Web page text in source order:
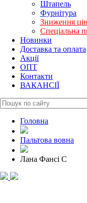
Штапель
Фурнітура
Зниження
Спеціальна
Новинки
Доставка та оплата
Акції
ОПТ
Контакти
ВАКАНСІЇ
Головна
Пальтова вовна
Лана Фансі С